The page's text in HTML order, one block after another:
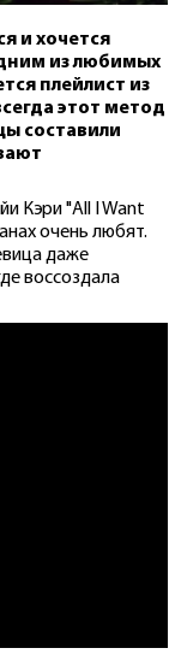
и хочется
из любимых
плейлист из
этот метод
составили
Кэри "All I Want
очень любят.
даже
воссоздала